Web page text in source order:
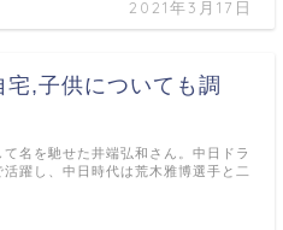
2021年3月17日
,子供についても調
名を馳せた井端弘和さん。中日ドラ
躍し、中日時代は荒木雅博選手と二